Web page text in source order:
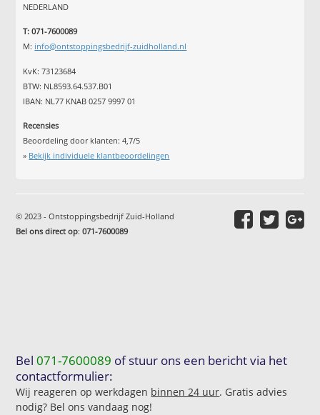
NEDERLAND
T: 071-7600089
M: info@ontstoppingsbedrijf-zuidholland.nl
KvK: 73123684
BTW: NL8593.64.537.B01
IBAN: NL77 KNAB 0257 9997 01
Recensies
Beoordeling door klanten:4,7/5
» Bekijk individuele klantbeoordelingen
© 2023 - Ontstoppingsbedrijf Zuid-Holland
Bel ons direct op:071-7600089
Bel071-7600089 of stuur ons een bericht via het
contactformulier:
Wij reageren op werkdagen binnen 24 uur. Gratis advies
nodig? Bel ons vandaag nog!